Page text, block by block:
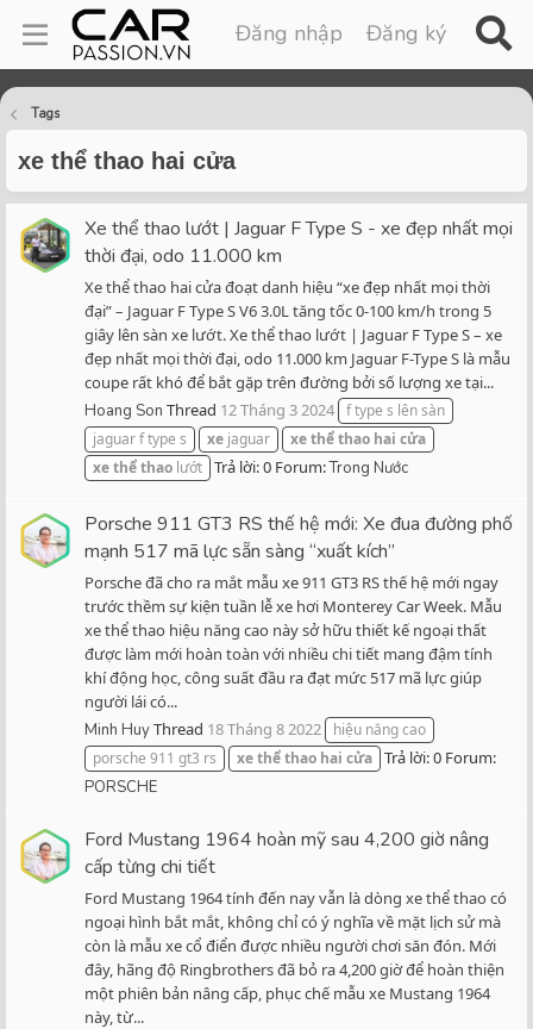
Đăng nhập Đăng ký
Tags
xe thể thao hai cửa
Xe thể thao lướt | Jaguar F Type S - xe đẹp nhất mọi
thời đại, odo 11.000 km
Xe thể thao hai cửa đoạt danh hiệu “xe đẹp nhất mọi thời
đại” – Jaguar F Type S V6 3.0L tăng tốc 0-100 km/h trong 5
giây lên sàn xe lướt. Xe thể thao lướt | Jaguar F Type S – xe
đẹp nhất mọi thời đại, odo 11.000 km Jaguar F-Type S là mẫu
coupe rất khó để bắt gặp trên đường bởi số lượng xe tại...
Hoang Son Thread 12 Tháng 3 2024 f type s lên sàn
jaguar f type s
xe jaguar xethểthao hai cửa
xethểthao lướt Trả lời: 0 Forum:Trong Nước
Porsche 911 GT3 RS thế hệ mới: Xe đua đường phố
mạnh 517 mã lực sẵn sàng “xuất kích”
Porsche đã cho ra mắt mẫu xe 911 GT3 RS thế hệ mới ngay
trước thềm sự kiện tuần lễ xe hơi Monterey Car Week. Mẫu
xe thể thao hiệu năng cao này sở hữu thiết kế ngoại thất
được làm mới hoàn toàn với nhiều chi tiết mang đậm tính
khí động học, công suất đầu ra đạt mức 517 mã lực giúp
người lái có...
Minh HuyThread 18 Tháng 8 2022
hiệu năng cao
porsche 911 gt3 rs
xethểthao hai cửa Trả lời: 0 Forum:
PORSCHE
Ford Mustang 1964 hoàn mỹ sau 4,200 giờ nâng
cấp từng chi tiết
Ford Mustang 1964 tính đến nay vẫn là dòng xe thể thao có
ngoại hình bắt mắt, không chỉ có ý nghĩa về mặt lịch sử mà
còn là mẫu xe cổ điển được nhiều người chơi săn đón. Mới
đây, hãng độ Ringbrothers đã bỏ ra 4,200 giờ để hoàn thiện
một phiên bản nâng cấp, phục chế mẫu xe Mustang 1964
này, từ...